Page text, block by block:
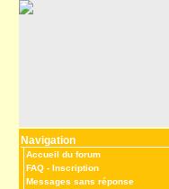
Navigation
Accueil du forum
FAQ - Inscription
Messages sans réponse